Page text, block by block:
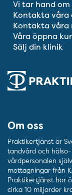
Vi tar hand
Kontakta våra
Kontakta våra
Våra öppna
Sälj din klinik
Om oss
Praktikertjänst är
tandvård och
vårdpersonalen
mottagningar från
Praktikertjänst har
cirka 10 miljarder